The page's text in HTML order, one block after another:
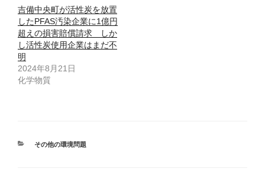
し
い
ウ
ィ
ン
ド
ウ
開
き
ま
す
ク
し
て
く
だ
さ
い
新
し
ま
す
吉備中央町が活性炭を放置
したPFAS汚染企業に1億円
超えの損害賠償請求 しか
し活性炭使用企業はまだ不
明
2024年8月21日
化学物質
カ
その他の環境問題